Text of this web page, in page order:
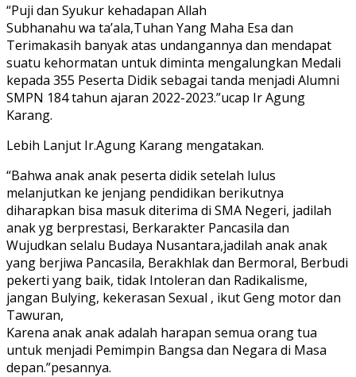
“Puji dan Syukur kehadapan Allah
Subhanahu wa ta’ala,Tuhan Yang Maha Esa dan
Terimakasih banyak atas undangannya dan mendapat
suatu kehormatan untuk diminta mengalungkan Medali
kepada 355 Peserta Didik sebagai tanda menjadi Alumni
SMPN 184 tahun ajaran 2022-2023.”ucap Ir Agung
Karang.
Lebih Lanjut Ir.Agung Karang mengatakan.
“Bahwa anak anak peserta didik setelah lulus
melanjutkan ke jenjang pendidikan berikutnya
diharapkan bisa masuk diterima di SMA Negeri, jadilah
anak yg berprestasi, Berkarakter Pancasila dan
Wujudkan selalu Budaya Nusantara,jadilah anak anak
yang berjiwa Pancasila, Berakhlak dan Bermoral, Berbudi
pekerti yang baik, tidak Intoleran dan Radikalisme,
jangan Bulying, kekerasan Sexual , ikut Geng motor dan
Tawuran,
Karena anak anak adalah harapan semua orang tua
untuk menjadi Pemimpin Bangsa dan Negara di Masa
depan.”pesannya.